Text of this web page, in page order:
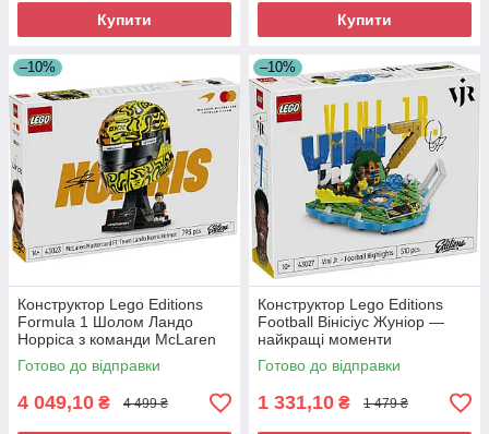
Купити Купити
–10%
Конструктор Lego Editions
Formula 1 Шолом Ландо
Норріса з команди McLaren
Mastercard F1 Team 43023
Готово до відправки
4 049,10 ₴ 4 499 ₴
–10%
Конструктор Lego Editions
Football Вінісіус Жуніор —
найкращі моменти
футбольних матчів 43027
Готово до відправки
1 331,10 ₴ 1 479 ₴